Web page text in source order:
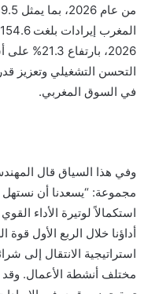
من عام 2026، بما يمثل 9.5% من إجمالي الإيرادات
2026،
التحسن التشغيلي وتعزيز
في السوق المغربي.
وفي هذا السياق قال
مجموعة:
استكمالاً لوتيرة الأداء
أداؤنا خلال الربع الأول
استراتيجية الانتقال إلى
مختلف أنشطة الأعمال.